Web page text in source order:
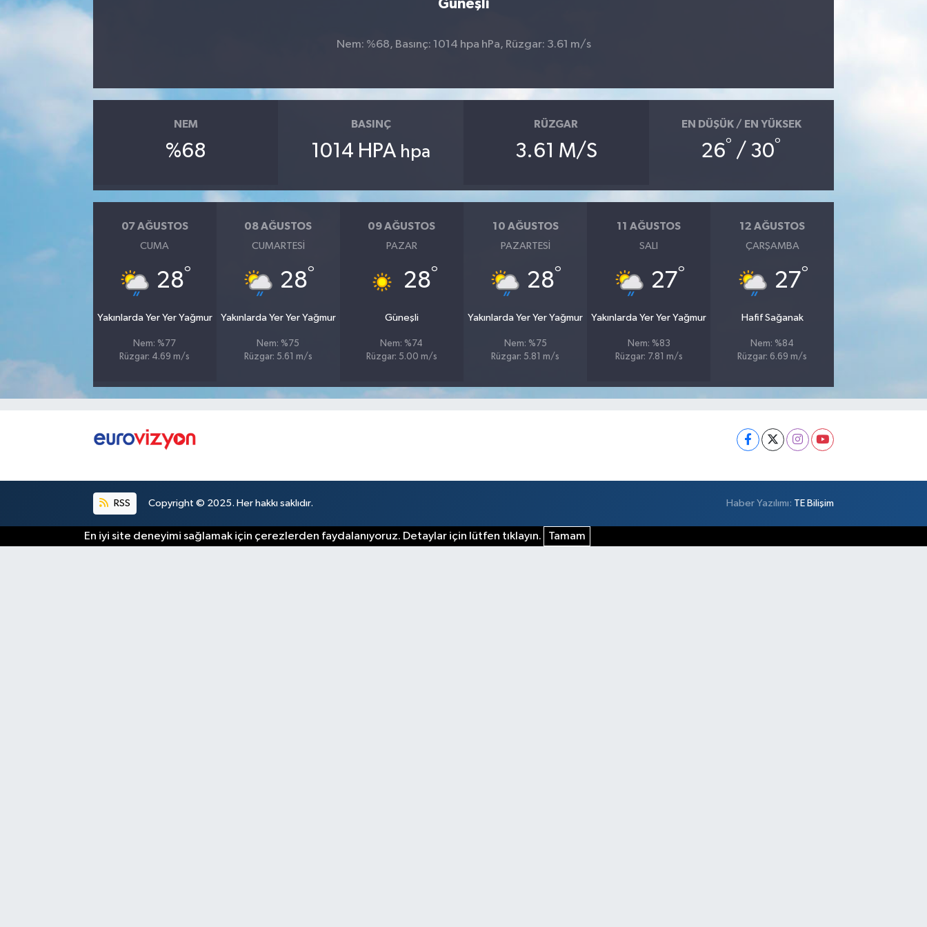
Güneşli
Nem: %68, Basınç: 1014 hpa hPa, Rüzgar: 3.61 m/s
NEM
%68
BASINÇ
1014 HPA hpa
RÜZGAR
3.61 M/S
EN DÜŞÜK / EN YÜKSEK
26° / 30°
07 AĞUSTOS
CUMA
28°
Yakınlarda Yer Yer Yağmur
Nem: %77
Rüzgar: 4.69 m/s
08 AĞUSTOS
CUMARTESI
28°
Yakınlarda Yer Yer Yağmur
Nem: %75
Rüzgar: 5.61 m/s
09 AĞUSTOS
PAZAR
28°
Güneşli
Nem: %74
Rüzgar: 5.00 m/s
10 AĞUSTOS
PAZARTESI
28°
Yakınlarda Yer Yer Yağmur
Nem: %75
Rüzgar: 5.81 m/s
11 AĞUSTOS
SALI
27°
Yakınlarda Yer Yer Yağmur
Nem: %83
Rüzgar: 7.81 m/s
12 AĞUSTOS
ÇARŞAMBA
27°
Hafif Sağanak
Nem: %84
Rüzgar: 6.69 m/s
RSS Copyright © 2025. Her hakkı saklıdır. Haber Yazılımı: TE Bilişim
En iyi site deneyimi sağlamak için çerezlerden faydalanıyoruz. Detaylar için lütfen tıklayın. Tamam